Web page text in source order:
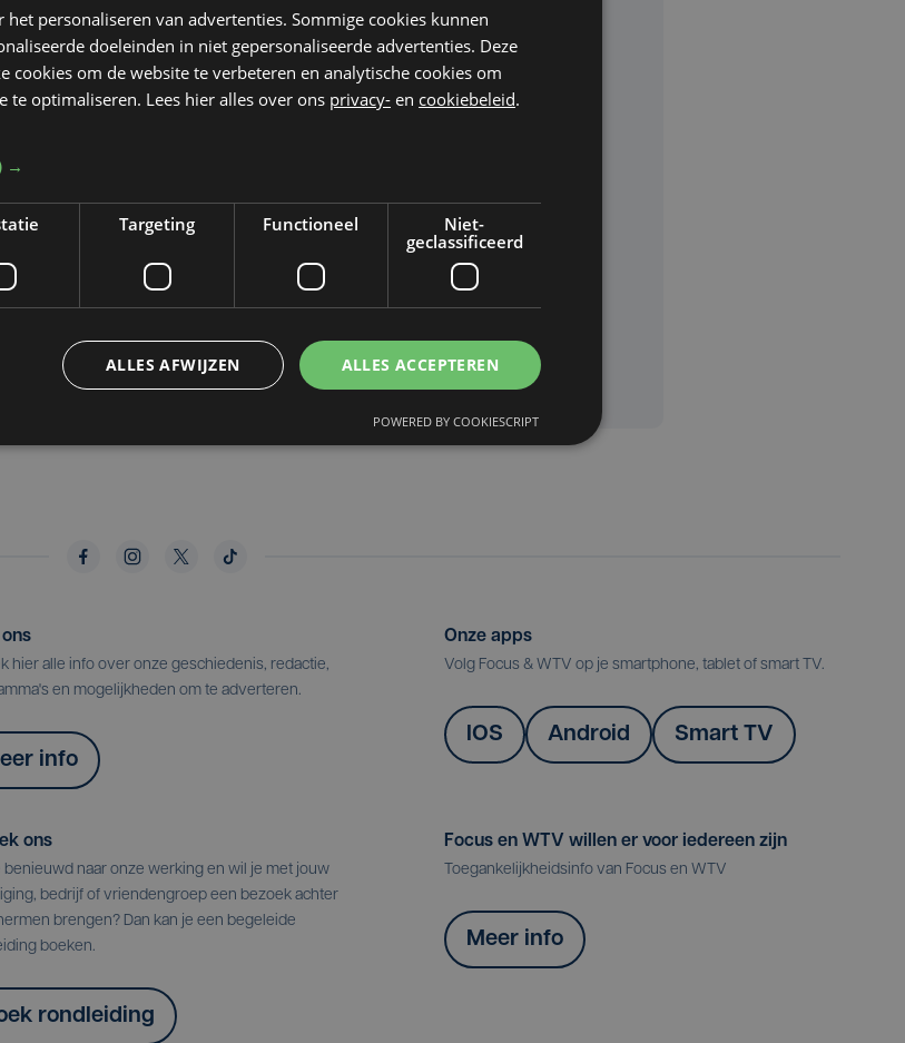
gepubliceerd zal worden*
hier alle info over onze geschiedenis, redactie,
en mogelijkheden om te adverteren.
info
Onze apps
Volg Focus & WTV op je smartphone, tablet of smart TV.
IOS Android Smart TV
ons
benieuwd naar onze werking en wil je met jouw
bedrijf of vriendengroep een bezoek achter
brengen? Dan kan je een begeleide
boeken.
rondleiding
Focus en WTV willen er voor iedereen zijn
Toegankelijkheidsinfo van Focus en WTV
Meer info
personaliseren van advertenties. Sommige cookies kunnen
doeleinden in niet gepersonaliseerde advertenties. Deze
cookies om de website te verbeteren en analytische cookies om
te optimaliseren. Lees hier alles over ons privacy- en cookiebeleid.
→
Targeting Functioneel
Niet-
geclassificeerd
ALLES ACCEPTEREN
ALLES AFWIJZEN
POWERED BY COOKIESCRIPT